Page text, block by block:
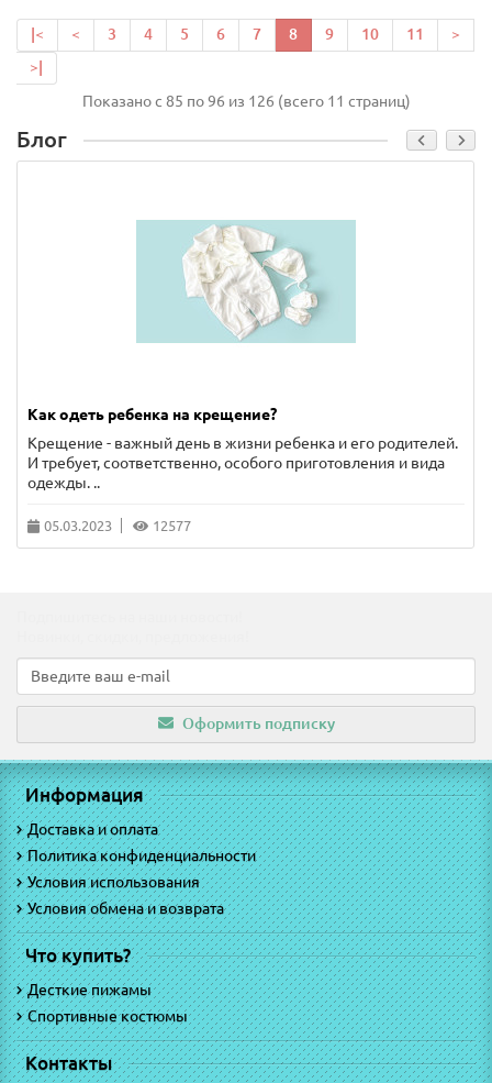
|< < 3 4 5 6 7 8 9 10 11
>
>|
Показано с 85 по 96 из 126 (всего 11 страниц)
Блог
Как одеть ребенка на крещение?
Крещение - важный день в жизни ребенка и его родителей.
И требует, соответственно, особого приготовления и вида
одежды. ..
05.03.2023 12577
Оформить подписку
Информация
Доставка и оплата
Политика конфиденциальности
Условия использования
Условия обмена и возврата
Что купить?
Десткие пижамы
Спортивные костюмы
Контакты